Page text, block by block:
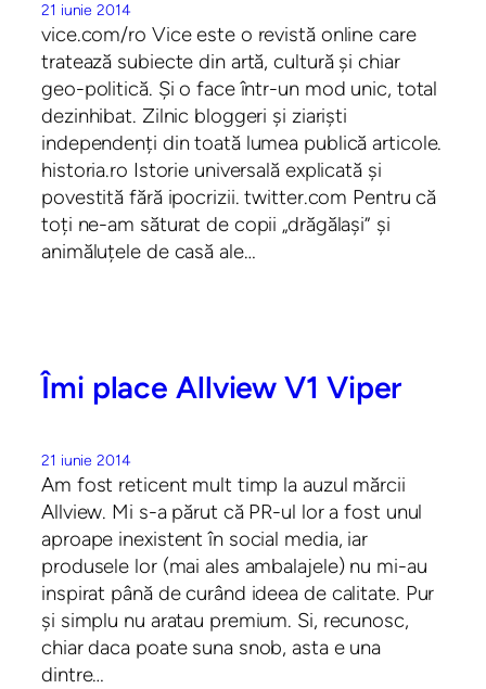
21 iunie 2014
vice.com/ro Vice este o revistă online care
tratează subiecte din artă, cultură și chiar
geo-politică. Și o face într-un mod unic, total
dezinhibat. Zilnic bloggeri și ziariști
independenți din toată lumea publică articole.
historia.ro Istorie universală explicată și
povestită fără ipocrizii. twitter.com Pentru că
toți ne-am săturat de copii „drăgălași” și
animăluțele de casă ale…
Îmi place Allview V1 Viper
21 iunie 2014
Am fost reticent mult timp la auzul mărcii
Allview. Mi s-a părut că PR-ul lor a fost unul
aproape inexistent în social media, iar
produsele lor (mai ales ambalajele) nu mi-au
inspirat până de curând ideea de calitate. Pur
și simplu nu aratau premium. Si, recunosc,
chiar daca poate suna snob, asta e una
dintre…